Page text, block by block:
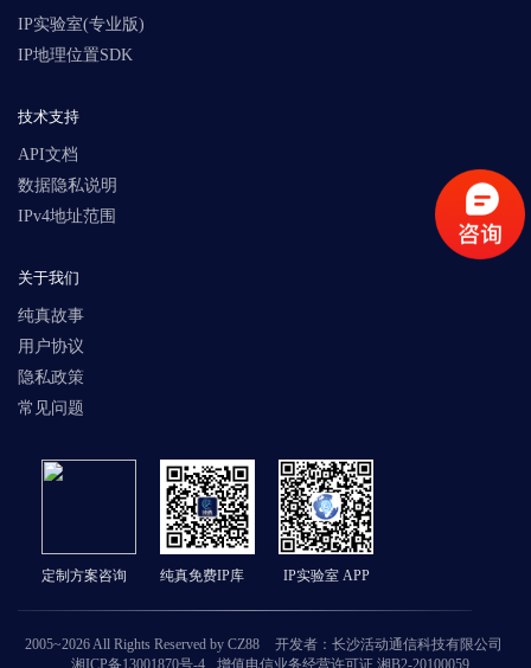
IP实验室(专业版)
IP地理位置SDK
技术支持
API文档
数据隐私说明
IPv4地址范围
关于我们
纯真故事
用户协议
隐私政策
常见问题
定制方案咨询 纯真免费IP库 IP实验室 APP
2005~2026 All Rights Reserved by CZ88
开发者：长沙活动通信科技有限公司
湘ICP备13001870号-4
增值电信业务经营许可证 湘B2-20100059